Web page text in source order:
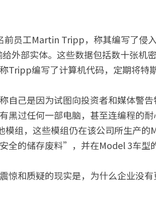
前员工Martin Tripp，称其编写了侵
外部实体。这些数据包括数十张机
Tripp编写了计算机代码，定期将特
自己是因为试图向投资者和媒体警告
黑过任何一部电脑，甚至连编程的
模组，这些模组仍在该公司所生产
全的储存废料”，并在Model 3车型
惊和质疑的现实是，为什么企业没